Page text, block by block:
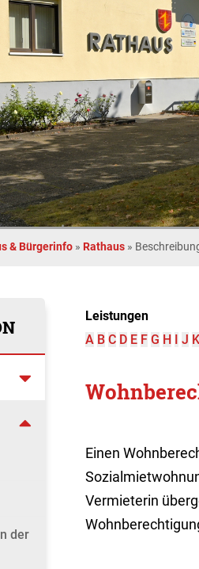
& Bürgerinfo » Rathaus »
der
Leistungen
A B C D E F G H I J K
Einen
Vermieterin